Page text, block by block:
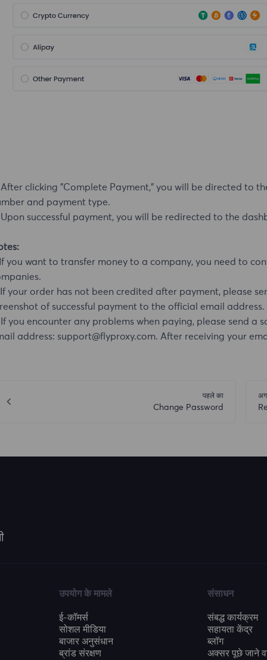
clicking "Complete Payment," you will be directed to
and payment type.
Upon successful payment, you will be redirected to the
you want to transfer money to a company, you need to
If your order has not been credited after payment, please
of successful payment to the official email address.
you encounter any problems when paying, please send
address: support@flyproxy.com. After receiving your
पहले का
Change Password
उपयोग के मामले
ई-कॉमर्स
सोशल मीडिया
बाजार अनुसंधान
ब्रांड संरक्षण
संसाधन
संबद्ध कार्यक्रम
सहायता केंद्र
ब्लॉग
अक्सर पूछे जाने